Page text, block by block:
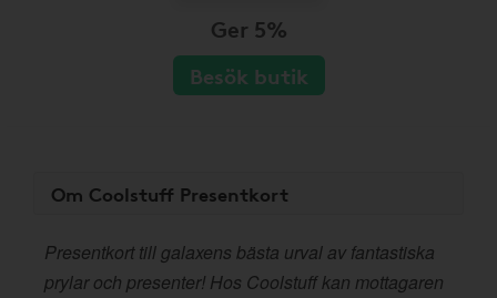
Ger 5%
Besök butik
Om Coolstuff Presentkort
Presentkort till galaxens bästa urval av fantastiska
prylar och presenter! Hos Coolstuff kan mottagaren